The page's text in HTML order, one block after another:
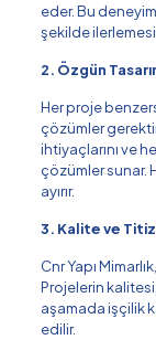
eder. Bu
şekilde
2. Özgün
Her proje
çözümler
ihtiyaçlarını ve
çözümler sunar.
ayırır.
3. Kalite ve
Cnr Yapı
Projelerin
aşamada işçilik
edilir.